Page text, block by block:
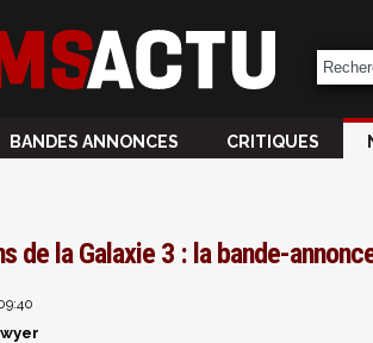
BANDES ANNONCES CRITIQUES
de la Galaxie 3 : la bande-